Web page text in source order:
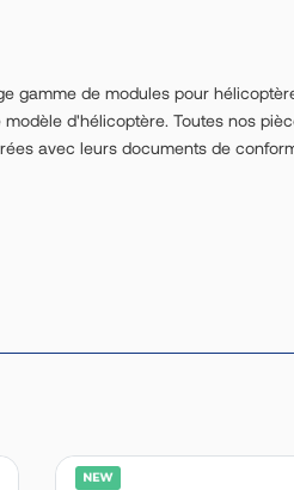
gamme de modules pour
d'hélicoptère. Toutes nos
avec leurs documents de